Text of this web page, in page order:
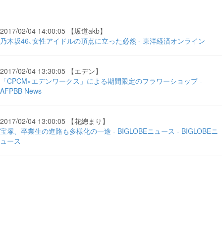
2017/02/04 14:00:05 【坂道akb】
乃木坂46､女性アイドルの頂点に立った必然 - 東洋経済オンライン
2017/02/04 13:30:05 【エデン】
「CPCM×エデンワークス」による期間限定のフラワーショップ -
AFPBB News
2017/02/04 13:00:05 【花總まり】
宝塚、卒業生の進路も多様化の一途 - BIGLOBEニュース - BIGLOBEニ
ュース